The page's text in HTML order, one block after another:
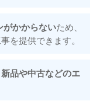
がかからないため、
を提供できます。
新品や中古などのエ